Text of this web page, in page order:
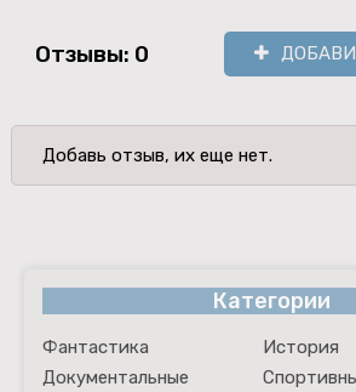
Отзывы: 0
Добавь отзыв, их еще нет.
Категории
Фантастика
История
Документальные